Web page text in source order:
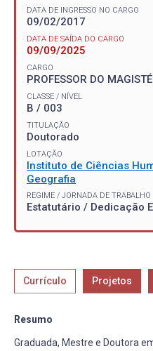
DATA DE INGRESSO NO CARGO
09/02/2017
DATA DE SAÍDA DO CARGO
09/09/2025
CARGO
PROFESSOR DO
CLASSE / NÍVEL
B / 003
TITULAÇÃO
Doutorado
LOTAÇÃO
Instituto de Ciências
Geografia
REGIME / JORNADA DE TRABALHO
Estatutário / Dedicação
Currículo Projetos
Resumo
Graduada, Mestre e Doutora